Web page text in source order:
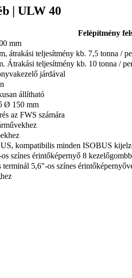
| ULW 40
Felépítmény
mm
átrakási teljesítmény kb. 7,5 tonna /
Átrakási teljesítmény kb. 10 tonna /
járdával
állítható
Ø 150 mm
az FWS számára
kompatibilis minden ISOBUS
színes érintőképernyő 8
5,6"-os színes